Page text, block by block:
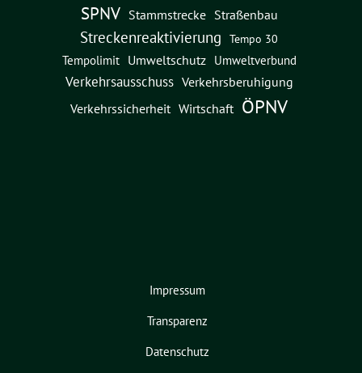
SPNV Stammstrecke Straßenbau
Streckenreaktivierung Tempo 30
Tempolimit Umweltschutz Umweltverbund
Verkehrsausschuss Verkehrsberuhigung
Verkehrssicherheit Wirtschaft ÖPNV
Impressum
Transparenz
Datenschutz